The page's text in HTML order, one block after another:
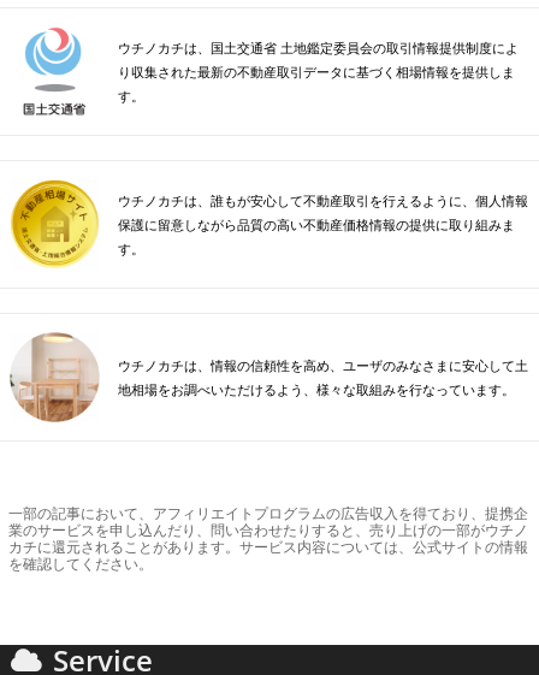
ウチノカチは、国土交通省 土地鑑定委員会の取引情報提供制度によ
り収集された最新の不動産取引データに基づく相場情報を提供しま
す。
ウチノカチは、誰もが安心して不動産取引を行えるように、個人情報
保護に留意しながら品質の高い不動産価格情報の提供に取り組みま
す。
ウチノカチは、情報の信頼性を高め、ユーザのみなさまに安心して土
地相場をお調べいただけるよう、様々な取組みを行なっています。
一部の記事において、アフィリエイトプログラムの広告収入を得ており、提携企
業のサービスを申し込んだり、問い合わせたりすると、売り上げの一部がウチノ
カチに還元されることがあります。サービス内容については、公式サイトの情報
を確認してください。
Service